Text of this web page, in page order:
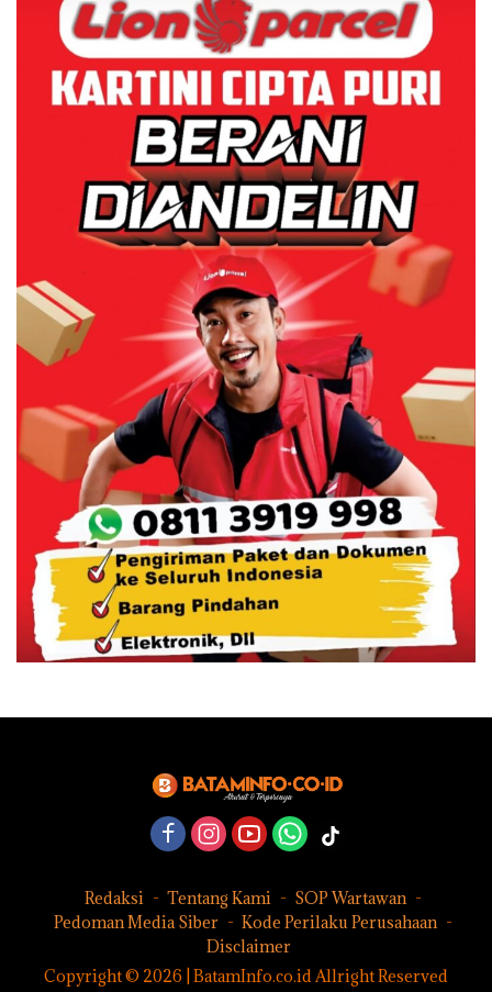
Redaksi Tentang Kami
SOP Wartawan
Pedoman Media Siber
Kode Perilaku Perusahaan
Disclaimer
Copyright © 2026 | BatamInfo.co.id Allright Reserved